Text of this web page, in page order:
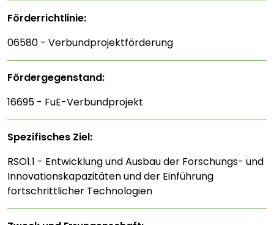
Förderrichtlinie:
06580 - Verbundprojektförderung
Fördergegenstand:
16695 - FuE-Verbundprojekt
Spezifisches Ziel:
RSO1.1 - Entwicklung und Ausbau der Forschungs- und
Innovationskapazitäten und der Einführung
fortschrittlicher Technologien